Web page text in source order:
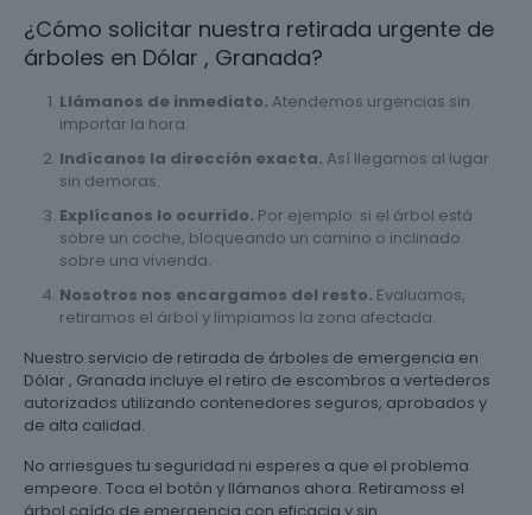
¿Cómo solicitar nuestra retirada urgente de
árboles en Dólar , Granada?
Llámanos de inmediato. Atendemos urgencias sin
importar la hora.
Indícanos la dirección exacta. Así llegamos al lugar
sin demoras.
Explícanos lo ocurrido. Por ejemplo: si el árbol está
sobre un coche, bloqueando un camino o inclinado
sobre una vivienda.
Nosotros nos encargamos del resto. Evaluamos,
retiramos el árbol y limpiamos la zona afectada.
Nuestro servicio de retirada de árboles de emergencia en
Dólar , Granada incluye el retiro de escombros a vertederos
autorizados utilizando contenedores seguros, aprobados y
de alta calidad.
No arriesgues tu seguridad ni esperes a que el problema
empeore. Toca el botón y llámanos ahora. Retiramoss el